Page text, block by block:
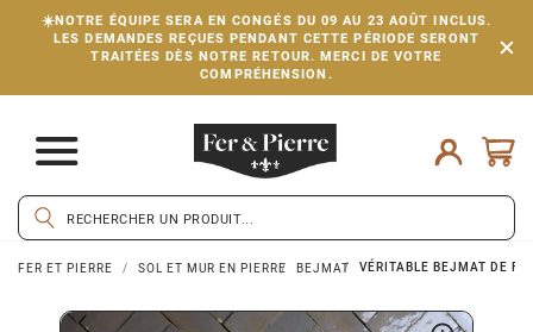
☀️NOTRE ÉQUIPE SERA EN CONGÉS DU 09 AU 23 AOÛT INCLUS.
LES DEMANDES REÇUES PENDANT CETTE PÉRIODE SERONT
TRAITÉES DÈS NOTRE RETOUR. MERCI DE VOTRE
COMPRÉHENSION.
FER ET PIERRE SOL ET MUR EN PIERRE BEJMAT VÉRITABLE BEJMAT DE